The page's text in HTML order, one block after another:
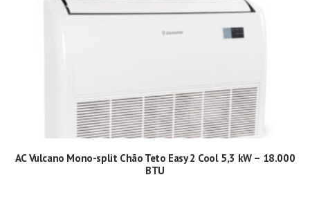
AC Vulcano Mono-split Chão Teto Easy 2 Cool 5,3 kW – 18.000
BTU